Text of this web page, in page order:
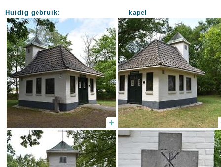
Huidig gebruik: kapel